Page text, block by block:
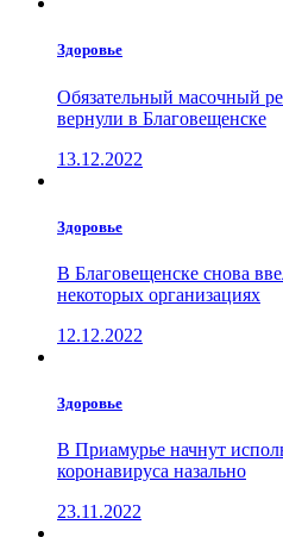
Здоровье
Обязательный масочный
вернули в Благовещенске
13.12.2022
Здоровье
В Благовещенске снова
некоторых организациях
12.12.2022
Здоровье
В Приамурье начнут
коронавируса назально
23.11.2022